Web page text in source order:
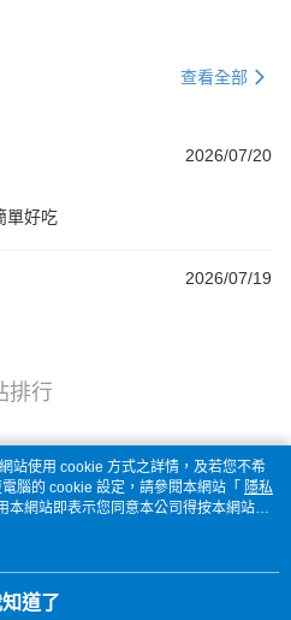
查看全部
2026/07/20
單好吃
2026/07/19
排行
站使用 cookie 方式之詳情，及若您不希
腦的 cookie 設定，請參閱本網站「 隱私
本網站即表示您同意本公司得按本網站使
道了